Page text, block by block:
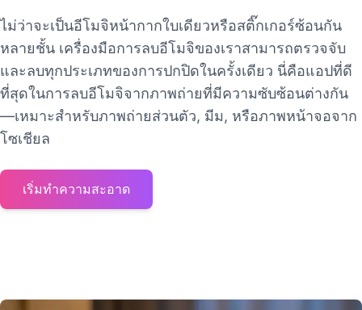
ไม่ว่าจะเป็นอีโมจิหน้ากากใบเดียวหรือสติ๊กเกอร์ซ้อนกัน
หลายชั้น เครื่องมือการลบอีโมจิของเราสามารถตรวจจับ
และลบทุกประเภทของการปกปิดในครั้งเดียว นี่คือแอปที่ดี
ที่สุดในการลบอีโมจิจากภาพถ่ายที่มีความซับซ้อนต่างกัน
—เหมาะสำหรับภาพถ่ายส่วนตัว, มีม, หรือภาพหน้าจอจาก
โซเชียล
เริ่มทำความสะอาด